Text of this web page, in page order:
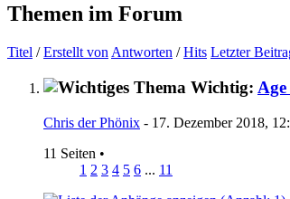
Themen im Forum
Titel /Erstellt von Antworten /Hits Letzter
Wichtig:
Chris der Phönix - 17. Dezember 2018,
11 Seiten •
1 2 3 4 5 6 ... 11